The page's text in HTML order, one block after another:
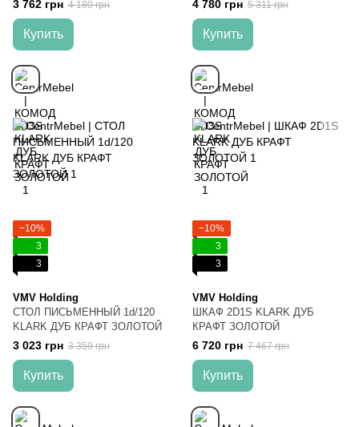
3 762 грн 4 180 грн
Купить
4 780 грн 5 311 грн
Купить
−10%
3
3
VMV Holding
СТОЛ ПИСЬМЕННЫЙ 1d/120
KLARK ДУБ КРАФТ ЗОЛОТОЙ
3 023 грн 3 359 грн
Купить
−10%
3
3
VMV Holding
ШКАФ 2D1S KLARK ДУБ
КРАФТ ЗОЛОТОЙ
6 720 грн 7 467 грн
Купить